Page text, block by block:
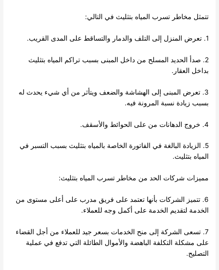
تتمثل مخاطر تسرب المياه بتثليث في التالي:
1. تعرض المنزل إلى التلف والدمار والتساقط على المدى القريب.
2. صدأ الحديد المسلح من داخل المبنى بسبب تراكم المياه بتثليث
بداخل العقار.
3. تعرض المبنى إلى الهشاشة والضعف ويتأثر من أي شيء يحدث له
بسبب زيادة نسبة المرونة فيه.
4. خروج الدهانات من على الحوائط والأسقف.
5. الزيادة البالغة في الفاتورة الخاصة بالمياه بتثليث بسبب التسبر في
المياه بتثليث.
مميزات شركات الحد من مخاطر تسرب المياه بتثليث:
6. تتميز الشركات بأنها تعتمد على فريق مدرب على أعلى مستوى من
الخدمة لتقديم الخدمة على أكمل وجه للعملاء.
7. تسعى الشركة إلى منح الخدمات بسعر جيد للعملاء من أجل القضاء
على مشكلة التكلفة الباهضة والأموال الطائلة التي تدفع في عملية
التصليح.